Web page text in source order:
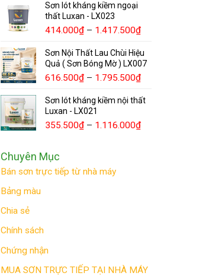
Sơn lót kháng kiềm ngoại
thất Luxan - LX023
414.000₫ – 1.417.500₫
Sơn Nội Thất Lau Chùi Hiệu
Quả ( Sơn Bóng Mờ ) LX007
616.500₫ – 1.795.500₫
Sơn lót kháng kiềm nội thất
Luxan - LX021
355.500₫ – 1.116.000₫
Chuyên Mục
Bán sơn trực tiếp từ nhà máy
Bảng màu
Chia sẻ
Chính sách
Chứng nhận
MUA SƠN TRỰC TIẾP TẠI NHÀ MÁY